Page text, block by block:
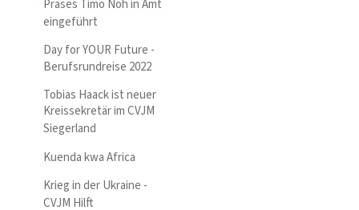
Präses Timo Nöh in Amt
eingeführt
Day for YOUR Future -
Berufsrundreise 2022
Tobias Haack ist neuer
Kreissekretär im CVJM
Siegerland
Kuenda kwa Africa
Krieg in der Ukraine -
CVJM Hilft